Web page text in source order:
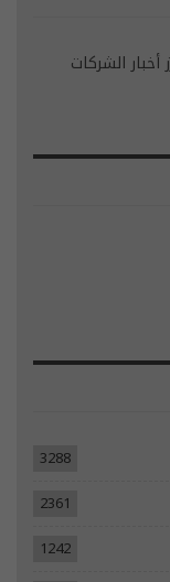
أخبار الشركات
3288
2361
1242